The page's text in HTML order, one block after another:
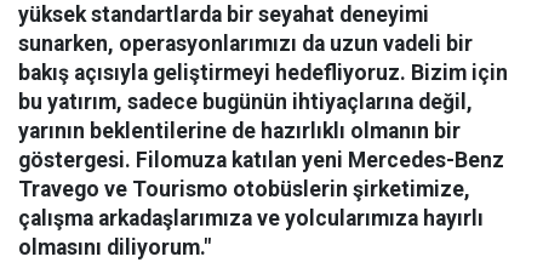
yüksek standartlarda bir seyahat deneyimi
sunarken, operasyonlarımızı da uzun vadeli bir
bakış açısıyla geliştirmeyi hedefliyoruz. Bizim için
bu yatırım, sadece bugünün ihtiyaçlarına değil,
yarının beklentilerine de hazırlıklı olmanın bir
göstergesi. Filomuza katılan yeni Mercedes-Benz
Travego ve Tourismo otobüslerin şirketimize,
çalışma arkadaşlarımıza ve yolcularımıza hayırlı
olmasını diliyorum."